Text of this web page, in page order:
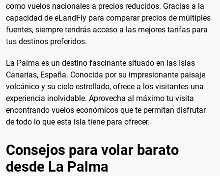
como vuelos nacionales a precios reducidos. Gracias a la
capacidad de eLandFly para comparar precios de múltiples
fuentes, siempre tendrás acceso a las mejores tarifas para
tus destinos preferidos.
La Palma es un destino fascinante situado en las Islas
Canarias, España. Conocida por su impresionante paisaje
volcánico y su cielo estrellado, ofrece a los visitantes una
experiencia inolvidable. Aprovecha al máximo tu visita
encontrando vuelos económicos que te permitan disfrutar
de todo lo que esta isla tiene para ofrecer.
Consejos para volar barato
desde La Palma